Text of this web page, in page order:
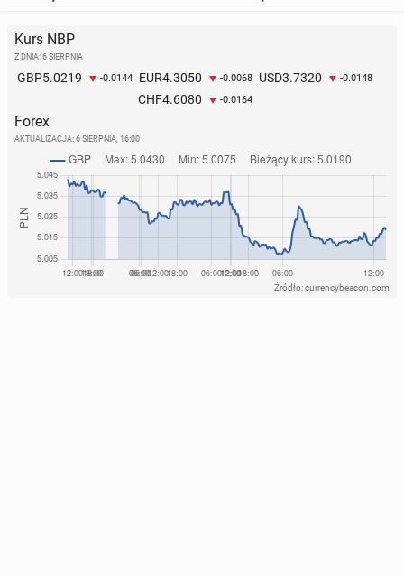
Kurs NBP
Z DNIA: 6 SIERPNIA
GBP5.0219 -0.0144 EUR4.3050 -0.0068 USD3.7320 -0.0148
CHF4.6080 -0.0164
Forex
AKTUALIZACJA: 6 SIERPNIA, 16:00
Źródło: currencybeacon.com